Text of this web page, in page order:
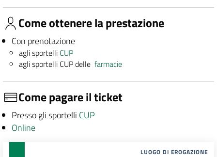
Come ottenere la prestazione
Con prenotazione
agli sportelli CUP
agli sportelli CUP dellefarmacie
Come pagare il ticket
Presso gli sportelli CUP
Online
LUOGO DI EROGAZIONE